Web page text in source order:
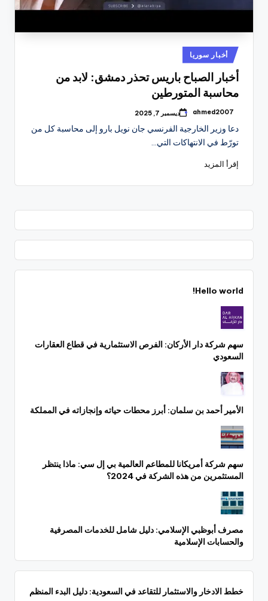
نُشر
في
أخبار سوريا
أخبار الصباح باريس تحذر دمشق: لابد من
محاسبة المتورطين
تمّ
بواسطة
ahmed2007 ديسمبر 7, 2025
دعا وزير الخارجية الفرنسي جان نويل بارو إلى محاسبة كل من
تورّط في الانتهاكات التي…
إقرأ المزيد
Hello world!
سهم شركة دار الأركان: الفرص الاستثمارية في قطاع العقارات
السعودي
الأمير أحمد بن سلمان: أبرز محطات حياته وإنجازاته في المملكة
سهم شركة أمريكانا للمطاعم العالمية بي إل سي: ماذا ينتظر
المستثمرين من هذه الشركة في 2024؟
مصرف أبوظبي الإسلامي: دليل شامل للخدمات المصرفية
والحسابات الإسلامية
خطط الادخار والاستثمار للتقاعد في السعودية: دليل البدء المنظم